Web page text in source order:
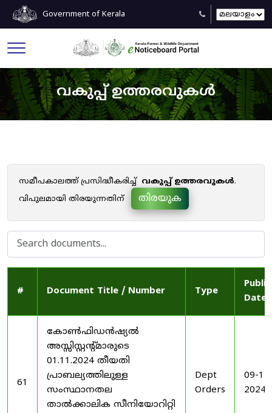
Government of Kerala
വകുപ്പ് ഉത്തരവുകൾ
സമീപകാലത്ത് പ്രസിദ്ധീകരിച്ച് വകുപ്പ് ഉത്തരവുകൾ.
വിപുലമായി തിരയുന്നതിന്
തിരയുക
# Document Title / Number Type
Date
61
കോൺഫിഡൻഷ്യൽ
അസ്സിസ്റ്റന്റ്മാരുടെ
01.11.2024 തീയതി
പ്രാബല്യത്തിലുള്ള
സംസ്ഥാനതല
താൽക്കാലിക സീനിയോറിറ്റി
Dept
Orders
09-
2024